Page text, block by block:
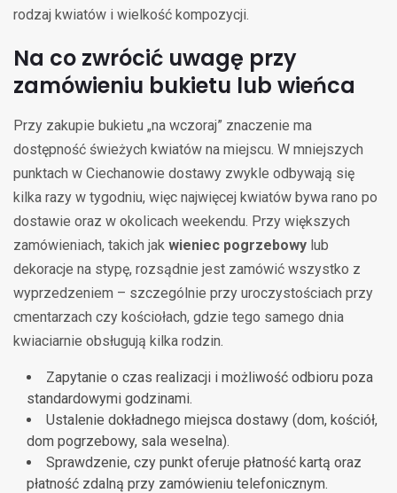
rodzaj kwiatów i wielkość kompozycji.
Na co zwrócić uwagę przy
zamówieniu bukietu lub wieńca
Przy zakupie bukietu „na wczoraj” znaczenie ma
dostępność świeżych kwiatów na miejscu. W mniejszych
punktach w Ciechanowie dostawy zwykle odbywają się
kilka razy w tygodniu, więc najwięcej kwiatów bywa rano po
dostawie oraz w okolicach weekendu. Przy większych
zamówieniach, takich jak wieniec pogrzebowy lub
dekoracje na stypę, rozsądnie jest zamówić wszystko z
wyprzedzeniem – szczególnie przy uroczystościach przy
cmentarzach czy kościołach, gdzie tego samego dnia
kwiaciarnie obsługują kilka rodzin.
Zapytanie o czas realizacji i możliwość odbioru poza
standardowymi godzinami.
Ustalenie dokładnego miejsca dostawy (dom, kościół,
dom pogrzebowy, sala weselna).
Sprawdzenie, czy punkt oferuje płatność kartą oraz
płatność zdalną przy zamówieniu telefonicznym.